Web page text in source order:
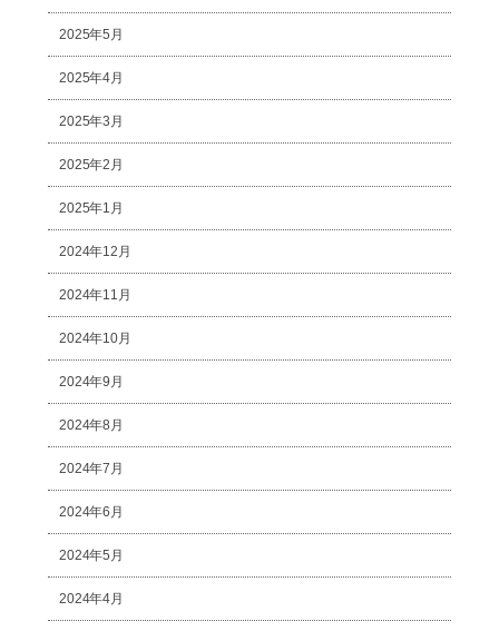
2025年5月
2025年4月
2025年3月
2025年2月
2025年1月
2024年12月
2024年11月
2024年10月
2024年9月
2024年8月
2024年7月
2024年6月
2024年5月
2024年4月